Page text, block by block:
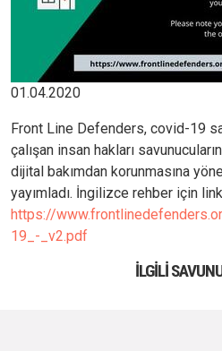
01.04.2020
Front Line Defenders, covid-19
çalışan insan hakları
dijital bakımdan korunmasına
yayımladı. İngilizce rehber için
https://
19_-_v2.pdf
İLGILI